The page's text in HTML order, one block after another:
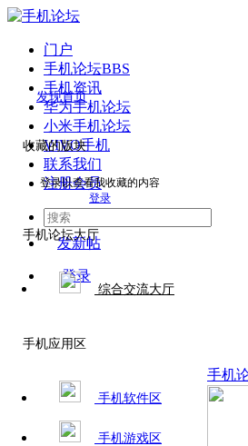
门户
手机论坛BBS
手机资讯
华为手机论坛
小米手机论坛
VIVO手机
联系我们
注册会员
发新帖
登录
手机
发现首页
收藏的版块
登录以查看我收藏的内容
登录
手机论坛大厅
综合交流大厅
手机应用区
手机软件区
手机游戏区